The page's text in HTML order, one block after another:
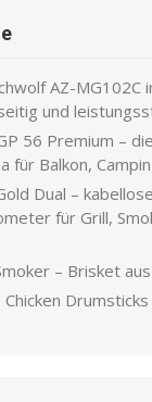
AZ-MG102C
und
56 Premium –
für Balkon,
Dual –
für Grill,
– Brisket
Chicken